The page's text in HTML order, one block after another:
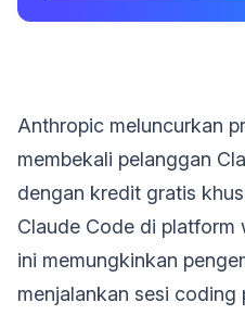
Anthropic meluncurkan
membekali pelanggan
dengan kredit gratis
Claude Code di platform
ini memungkinkan
menjalankan sesi coding